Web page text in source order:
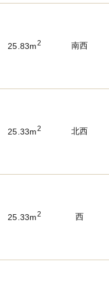
25.83m2 南西
25.33m2 北西
25.33m2 西